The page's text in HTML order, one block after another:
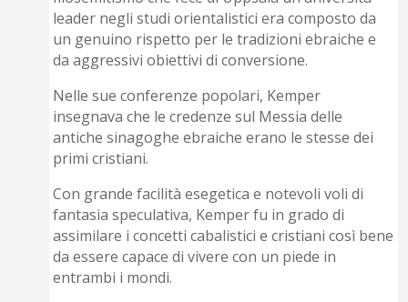
leader negli studi orientalistici era composto da
un genuino rispetto per le tradizioni ebraiche e
da aggressivi obiettivi di conversione.
Nelle sue conferenze popolari, Kemper
insegnava che le credenze sul Messia delle
antiche sinagoghe ebraiche erano le stesse dei
primi cristiani.
Con grande facilità esegetica e notevoli voli di
fantasia speculativa, Kemper fu in grado di
assimilare i concetti cabalistici e cristiani così bene
da essere capace di vivere con un piede in
entrambi i mondi.